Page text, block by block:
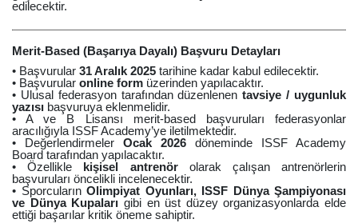
edilecektir.
Merit-Based (Başarıya Dayalı) Başvuru Detayları
• Başvurular 31 Aralık 2025 tarihine kadar kabul edilecektir.
• Başvurular online form üzerinden yapılacaktır.
• Ulusal federasyon tarafından düzenlenentavsiye / uygunluk
yazısı başvuruya eklenmelidir.
• A ve B Lisansı merit-based başvuruları federasyonlar
aracılığıyla ISSF Academy’ye iletilmektedir.
• Değerlendirmeler Ocak 2026 döneminde ISSF Academy
Board tarafından yapılacaktır.
• Özellikle
kişisel antrenörolarak çalışan antrenörlerin
başvuruları öncelikli incelenecektir.
• Sporcuların Olimpiyat Oyunları, ISSF Dünya Şampiyonası
ve Dünya Kupaları gibi en üst düzey organizasyonlarda elde
ettiği başarılar kritik öneme sahiptir.